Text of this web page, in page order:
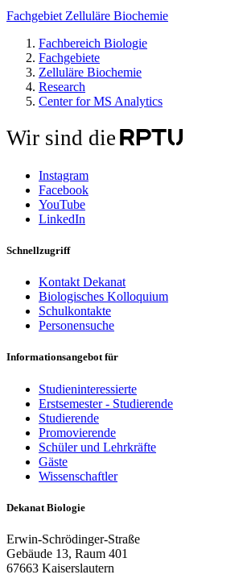
Fachgebiet Zelluläre Biochemie
Fachbereich Biologie
Fachgebiete
Zelluläre Biochemie
Research
Center for MS Analytics
Wir sind die
Instagram
Facebook
YouTube
LinkedIn
Schnellzugriff
Kontakt Dekanat
Biologisches Kolloquium
Schulkontakte
Personensuche
Informationsangebot für
Studieninteressierte
Erstsemester - Studierende
Studierende
Promovierende
Schüler und Lehrkräfte
Gäste
Wissenschaftler
Dekanat Biologie
Erwin-Schrödinger-Straße
Gebäude 13, Raum 401
67663 Kaiserslautern